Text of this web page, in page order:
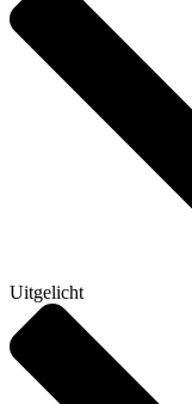
Uitgelicht